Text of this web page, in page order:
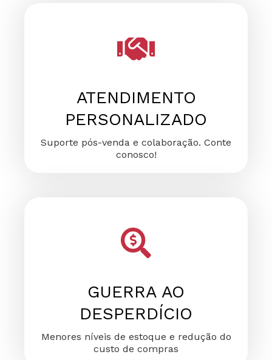
FALE CONOSCO
FALE CONOSCO
FALE CONOSCO
ATENDIMENTO
PERSONALIZADO
Suporte pós-venda e colaboração. Conte
conosco!
GUERRA AO
DESPERDÍCIO
Menores níveis de estoque e redução do
custo de compras